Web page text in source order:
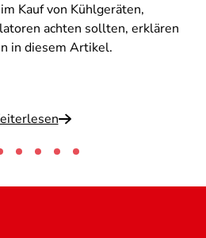
Kauf von Kühlgeräten,
achten sollten, erklären
in diesem Artikel.